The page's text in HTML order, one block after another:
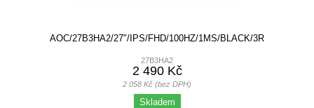
AOC/27B3HA2/27"/IPS/FHD/100HZ/1MS/BLACK/3R
27B3HA2
2 490 Kč
2 058 Kč (bez DPH)
Skladem